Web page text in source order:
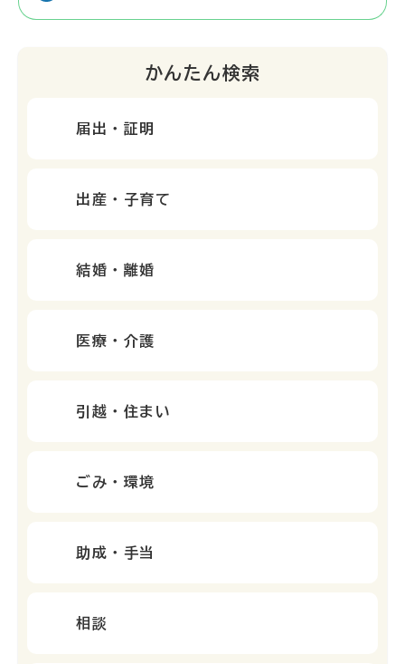
かんたん検索
届出・証明
出産・子育て
結婚・離婚
医療・介護
引越・住まい
ごみ・環境
助成・手当
相談